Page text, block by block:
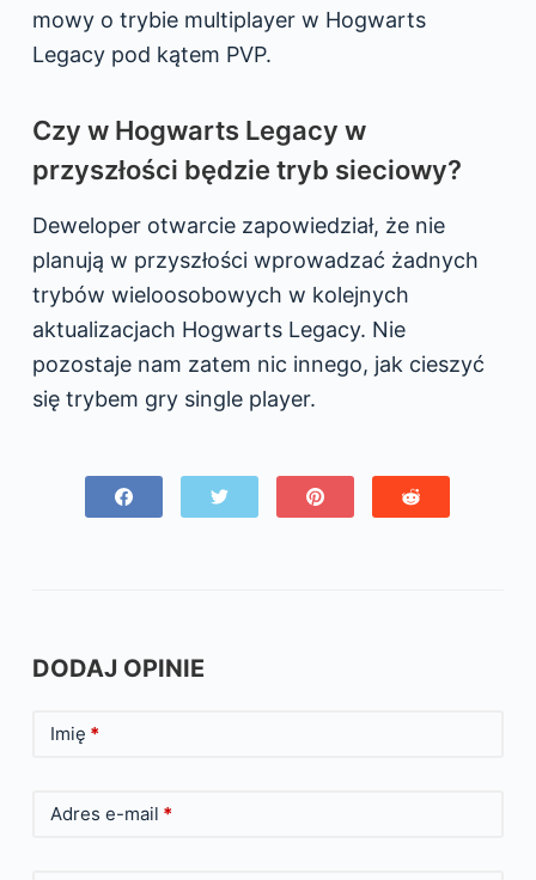
mowy o trybie multiplayer w Hogwarts
Legacy pod kątem PVP.
Czy w Hogwarts Legacy w
przyszłości będzie tryb sieciowy?
Deweloper otwarcie zapowiedział, że nie
planują w przyszłości wprowadzać żadnych
trybów wieloosobowych w kolejnych
aktualizacjach Hogwarts Legacy. Nie
pozostaje nam zatem nic innego, jak cieszyć
się trybem gry single player.
DODAJ OPINIE
Imię *
Adres e-mail *